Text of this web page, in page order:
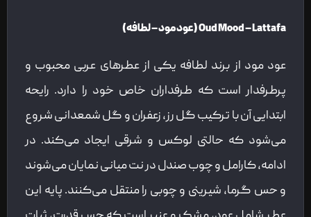
Oud Mood – Lattafa (عود مود – لطافه)
عود مود از برند لطافه یکی از عطرهای عربی محبوب و
پرطرفدار است که طرفداران خاص خود را دارد. رایحه
ابتدایی آن با ترکیب گل رز، زعفران و گل شمعدانی شروع
می‌شود که حالتی لوکس و شرقی ایجاد می‌کند. در
ادامه، کارامل و چوب صندل در نت میانی نمایان می‌شوند
و حس گرما، شیرینی و چوبی را منتقل می‌کنند. پایه این